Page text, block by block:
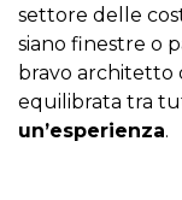
settore delle
siano finestre o
bravo architetto
equilibrata tra
un’esperienza.